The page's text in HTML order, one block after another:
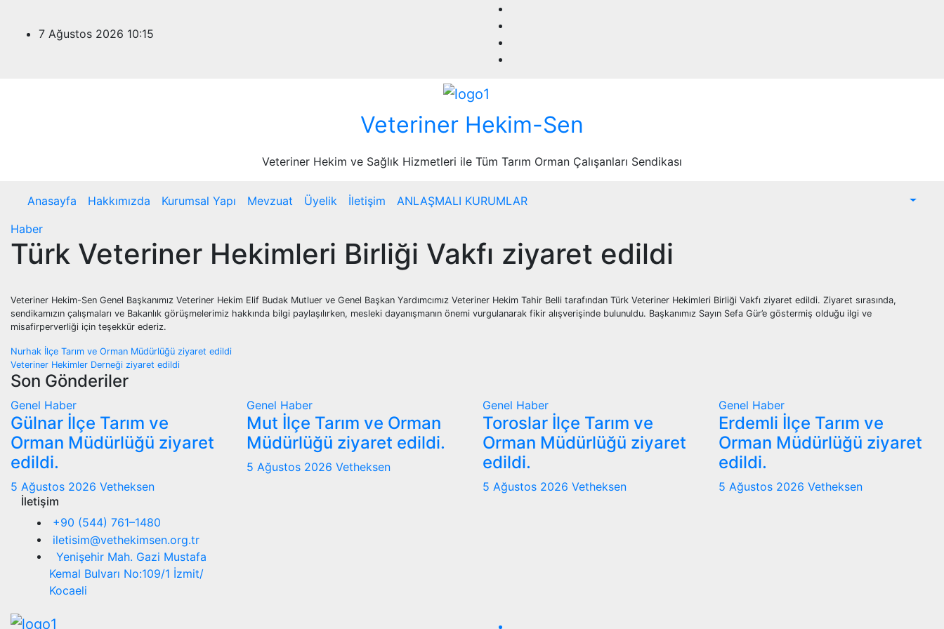
content
7 Ağustos 2026 10:15
Veteriner Hekim-Sen
Veteriner Hekim ve Sağlık Hizmetleri ile Tüm Tarım Orman Çalışanları Sendikası
Anasayfa Hakkımızda Kurumsal Yapı Mevzuat Üyelik İletişim
ANLAŞMALI KURUMLAR
Haber
Türk Veteriner Hekimleri Birliği Vakfı ziyaret edildi
Veteriner Hekim-Sen Genel Başkanımız Veteriner Hekim Elif Budak Mutluer ve Genel Başkan Yardımcımız Veteriner Hekim Tahir Belli tarafından Türk Veteriner Hekimleri Birliği Vakfı ziyaret edildi. Ziyaret sırasında,
sendikamızın çalışmaları ve Bakanlık görüşmelerimiz hakkında bilgi paylaşılırken, mesleki dayanışmanın önemi vurgulanarak fikir alışverişinde bulunuldu. Başkanımız Sayın Sefa Gür’e göstermiş olduğu ilgi ve
misafirperverliği için teşekkür ederiz.
Yazı
gezinmesi
Nurhak İlçe Tarım ve Orman Müdürlüğü ziyaret edildi
Veteriner Hekimler Derneği ziyaret edildi
Son Gönderiler
Genel Haber
Gülnar İlçe Tarım ve
Orman Müdürlüğü ziyaret
edildi.
5 Ağustos 2026 Vetheksen
Genel Haber
Mut İlçe Tarım ve Orman
Müdürlüğü ziyaret edildi.
5 Ağustos 2026 Vetheksen
Genel Haber
Toroslar İlçe Tarım ve
Orman Müdürlüğü ziyaret
edildi.
5 Ağustos 2026 Vetheksen
Genel Haber
Erdemli İlçe Tarım ve
Orman Müdürlüğü ziyaret
edildi.
5 Ağustos 2026 Vetheksen
İletişim
+90 (544) 761–1480
iletisim@vethekimsen.org.tr
Yenişehir Mah. Gazi Mustafa
Kemal Bulvarı No:109/1 İzmit/
Kocaeli